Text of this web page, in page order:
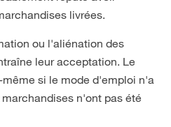
livrées.
ou l'aliénation des
leur acceptation. Le
si le mode d'emploi n'a
n'ont pas été